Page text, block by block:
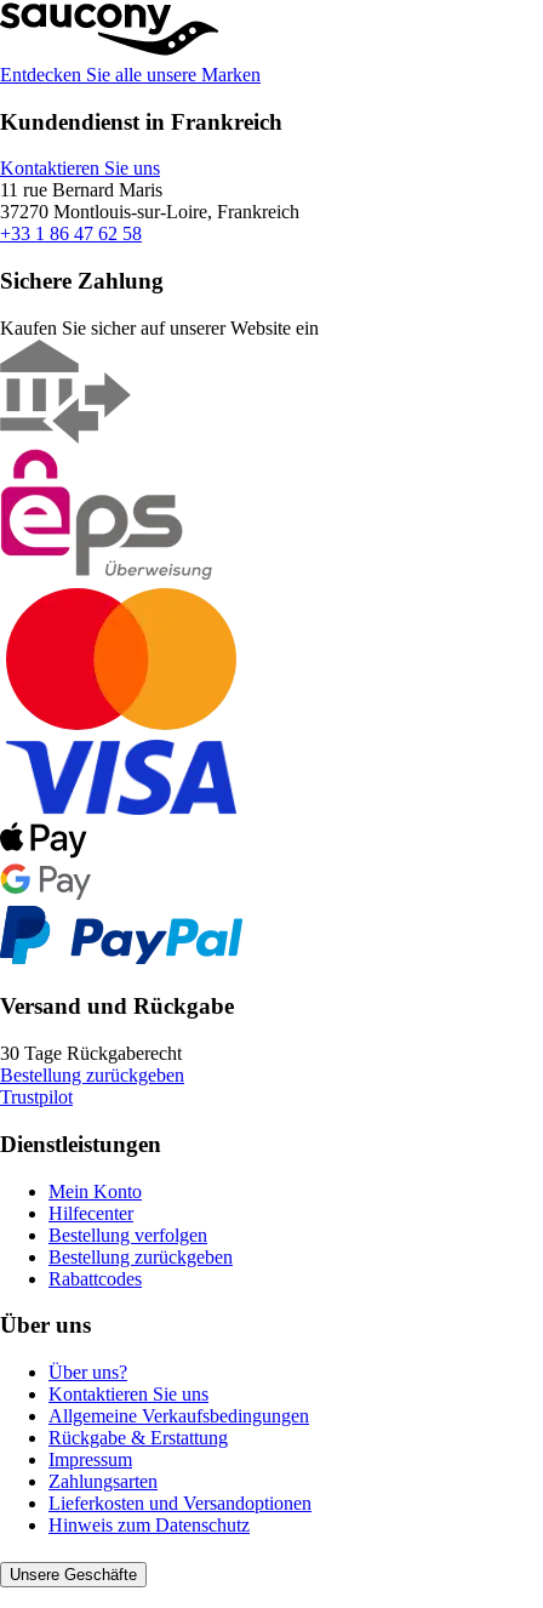
Entdecken Sie alle unsere Marken
Kundendienst in Frankreich
Kontaktieren Sie uns
11 rue Bernard Maris
37270 Montlouis-sur-Loire, Frankreich
+33 1 86 47 62 58
Sichere Zahlung
Kaufen Sie sicher auf unserer Website ein
Versand und Rückgabe
30 Tage Rückgaberecht
Bestellung zurückgeben
Trustpilot
Dienstleistungen
Mein Konto
Hilfecenter
Bestellung verfolgen
Bestellung zurückgeben
Rabattcodes
Über uns
Über uns?
Kontaktieren Sie uns
Allgemeine Verkaufsbedingungen
Rückgabe & Erstattung
Impressum
Zahlungsarten
Lieferkosten und Versandoptionen
Hinweis zum Datenschutz
Unsere Geschäfte